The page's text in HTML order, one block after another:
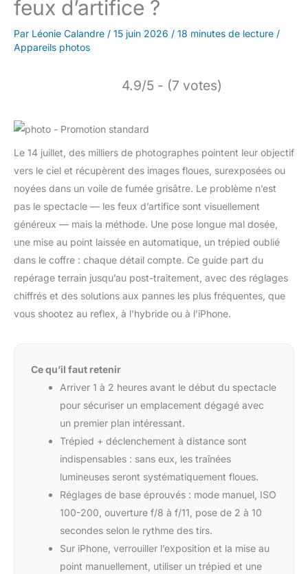
feux d’artifice ?
Par Léonie Calandre / 15 juin 2026 / 18 minutes de lecture /
Appareils photos
4.9/5 - (7 votes)
Le 14 juillet, des milliers de photographes pointent leur objectif
vers le ciel et récupèrent des images floues, surexposées ou
noyées dans un voile de fumée grisâtre. Le problème n’est
pas le spectacle — les feux d’artifice sont visuellement
généreux — mais la méthode. Une pose longue mal dosée,
une mise au point laissée en automatique, un trépied oublié
dans le coffre : chaque détail compte. Ce guide part du
repérage terrain jusqu’au post-traitement, avec des réglages
chiffrés et des solutions aux pannes les plus fréquentes, que
vous shootez au reflex, à l’hybride ou à l’iPhone.
Ce qu’il faut retenir
Arriver 1 à 2 heures avant le début du spectacle
pour sécuriser un emplacement dégagé avec
un premier plan intéressant.
Trépied + déclenchement à distance sont
indispensables : sans eux, les traînées
lumineuses seront systématiquement floues.
Réglages de base éprouvés : mode manuel, ISO
100-200, ouverture f/8 à f/11, pose de 2 à 10
secondes selon le rythme des tirs.
Sur iPhone, verrouiller l’exposition et la mise au
point manuellement, utiliser un trépied et une